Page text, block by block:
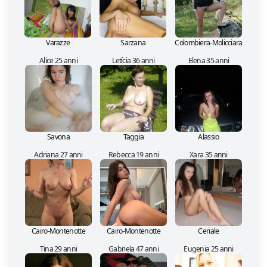
Varazze Sarzana
Colombiera-Molicciara
Alice 25 anni
Savona
Letícia 36 anni
Taggia
Elena 35 anni
Alassio
Adriana 27 anni
Cairo-Montenotte
Rebecca 19 anni
Cairo-Montenotte
Xara 35 anni
Ceriale
Tina 29 anni
Gabriela 47 anni Eugenia 25 anni